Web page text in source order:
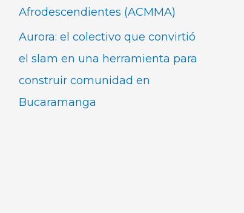
Afrodescendientes (ACMMA)
Aurora: el colectivo que convirtió
el slam en una herramienta para
construir comunidad en
Bucaramanga